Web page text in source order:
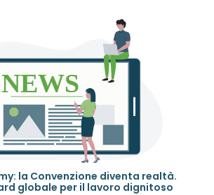
la Convenzione diventa realtà.
globale per il lavoro dignitoso